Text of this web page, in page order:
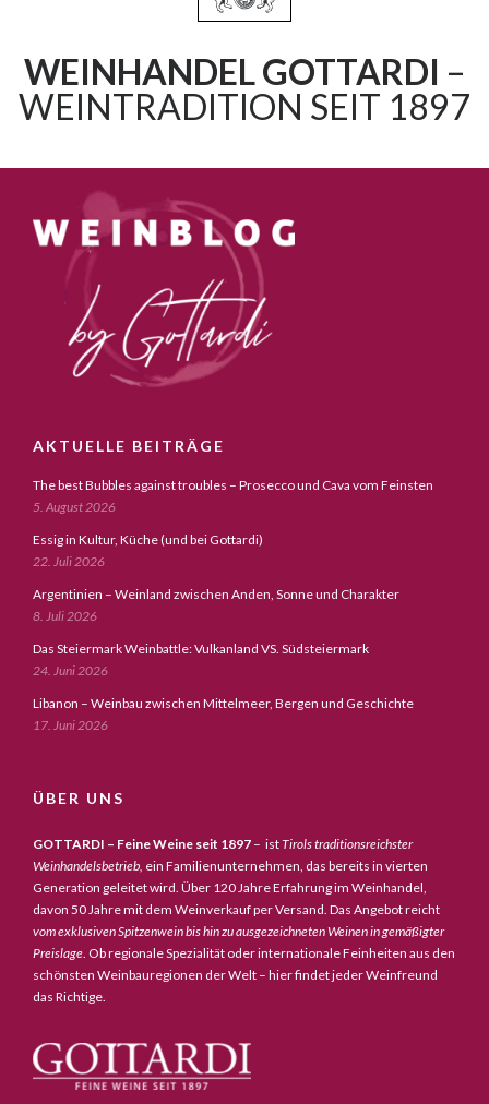
WEINHANDEL GOTTARDI –
WEINTRADITION SEIT 1897
AKTUELLE BEITRÄGE
The best Bubbles against troubles – Prosecco und Cava vom Feinsten
5. August 2026
Essig in Kultur, Küche (und bei Gottardi)
22. Juli 2026
Argentinien – Weinland zwischen Anden, Sonne und Charakter
8. Juli 2026
Das Steiermark Weinbattle: Vulkanland VS. Südsteiermark
24. Juni 2026
Libanon – Weinbau zwischen Mittelmeer, Bergen und Geschichte
17. Juni 2026
ÜBER UNS
GOTTARDI – Feine Weine seit 1897 – istTirols traditionsreichster
Weinhandelsbetrieb, ein Familienunternehmen, das bereits in vierten
Generation geleitet wird. Über 120 Jahre Erfahrung im Weinhandel,
davon 50 Jahre mit dem Weinverkauf per Versand. Das Angebot reicht
vom exklusiven Spitzenwein bis hin zu ausgezeichneten Weinen in gemäßigter
Preislage . Ob regionale Spezialität oder internationale Feinheiten aus den
schönsten Weinbauregionen der Welt – hier findet jeder Weinfreund
das Richtige.